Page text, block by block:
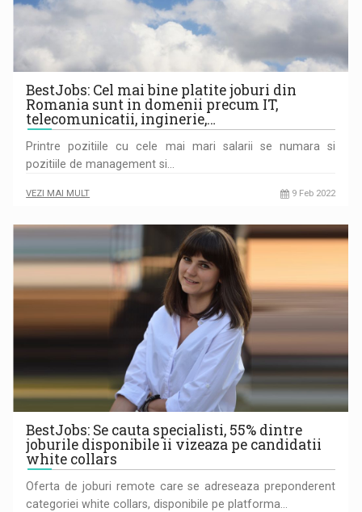
BestJobs: Cel mai bine platite joburi din
Romania sunt in domenii precum IT,
telecomunicatii, inginerie,…
Printre pozitiile cu cele mai mari salarii se numara si
pozitiile de management si…
VEZI MAI MULT 9 Feb 2022
BestJobs: Se cauta specialisti, 55% dintre
joburile disponibile ii vizeaza pe candidatii
white collars
Oferta de joburi remote care se adreseaza preponderent
categoriei white collars, disponibile pe platforma…